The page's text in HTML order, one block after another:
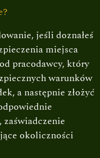
jeśli doznałeś
miejsca
pracodawcy, który
warunków
a następnie złożyć
okoliczności